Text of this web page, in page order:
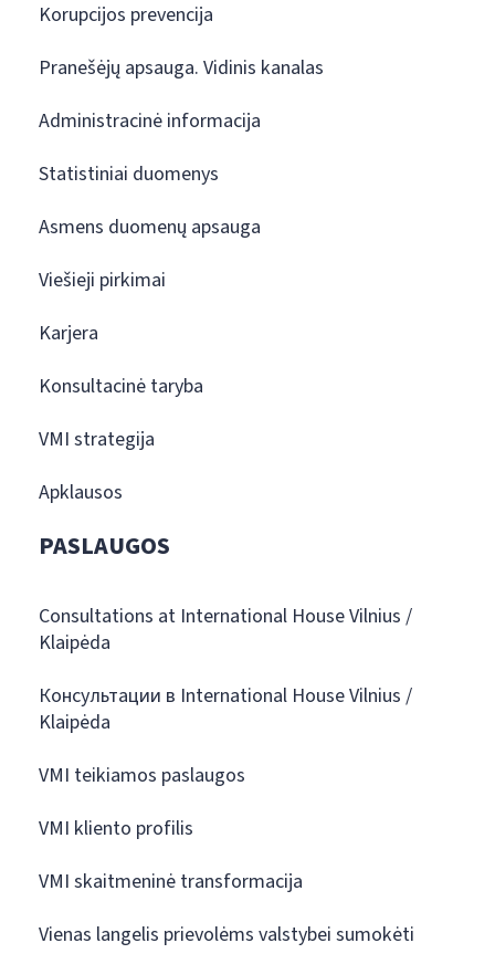
Korupcijos prevencija
Pranešėjų apsauga. Vidinis kanalas
Administracinė informacija
Statistiniai duomenys
Asmens duomenų apsauga
Viešieji pirkimai
Karjera
Konsultacinė taryba
VMI strategija
Apklausos
PASLAUGOS
Consultations at International House Vilnius /
Klaipėda
Консультации в International House Vilnius /
Klaipėda
VMI teikiamos paslaugos
VMI kliento profilis
VMI skaitmeninė transformacija
Vienas langelis prievolėms valstybei sumokėti